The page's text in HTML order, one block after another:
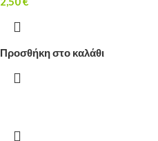
Προσθήκη στο καλάθι